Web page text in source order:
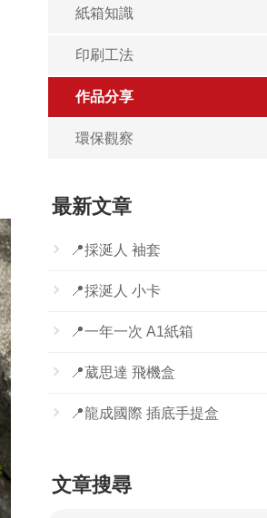
紙箱知識
印刷工法
作品分享
環保觀察
最新文章
📍採涎人 袖套
📍採涎人 小卡
📍一年一次 A1紙箱
📍葳思達 飛機盒
📍龍成國際 插底手提盒
文章搜尋